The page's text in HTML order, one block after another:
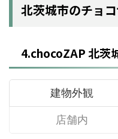
北茨城市のチョ
4.chocoZAP 北茨
建物外観
店舗内